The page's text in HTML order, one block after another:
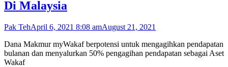
Di Malaysia
Pak TehApril 6, 2021 8:08 amAugust 21, 2021
Dana Makmur myWakaf berpotensi untuk mengagihkan pendapatan
bulanan dan menyalurkan 50% pengagihan pendapatan sebagai Aset
Wakaf